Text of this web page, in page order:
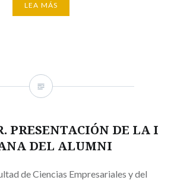
LEA MÁS
PRESENTACIÓN DE LA I
DEL ALUMNI
de Ciencias Empresariales y del